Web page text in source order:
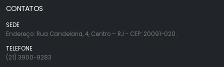
CONTATOS
SEDE
Endereço: Rua Candelaria, 4, Centro – RJ - CEP: 20091-020.
TELEFONE
(21) 3900-9283